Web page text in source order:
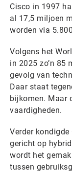
Cisco in 1997
al 17,5 miljoen
worden via
Volgens het
in 2025 zo’n 85
gevolg van
Daar staat
bijkomen. Maar
vaardigheden.
Verder
gericht op
wordt het
tussen